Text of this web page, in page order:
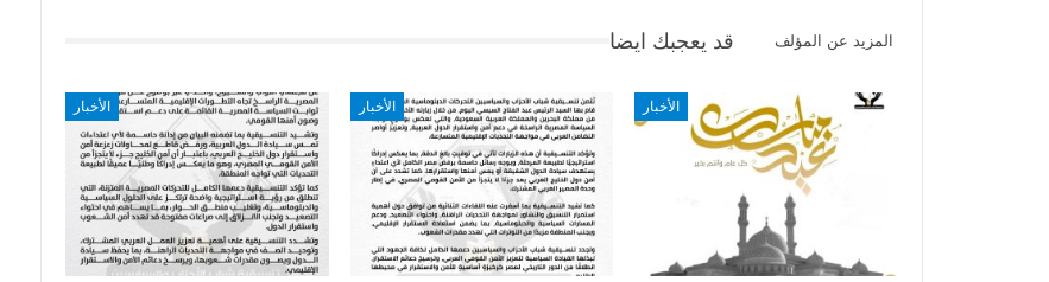
قد يعجبك ايضا المزيد عن المؤلف
الأخبار الأخبار الأخبار